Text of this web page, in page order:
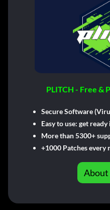
PLITCH - Free &
Secure Software
Easy to use: get
More than 5300+
+1000 Patches every
About